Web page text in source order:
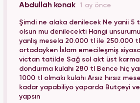
Abdullah konak 1 ay önce
Şimdi ne alaka denilecek Ne yanii 5
olsun mu denilecekti Hangi
yanlış mesela 20.000 tl ile 250.000
ortadayken İslam emecileşmiş
victan tatilde Sağ sol akt üst karma
dondurma kulahı 280 tl Bence hiç
1000 tl olmakı kulahı Arsız hırsız
kadar yapabiliyo yaparda Butçeyi
yapsın